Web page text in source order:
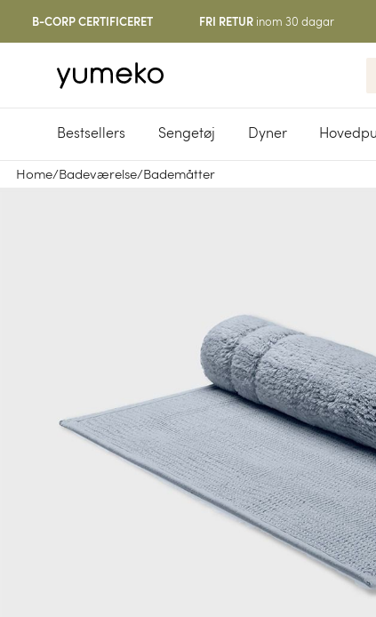
B-CORP CERTIFICERET FRI RETUR inom 30 dagar
Bestsellers Sengetøj Dyner
Home/Badeværelse/Bademåtter